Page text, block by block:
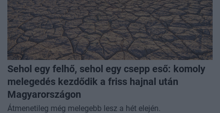
Sehol egy felhő, sehol egy csepp eső: komoly
melegedés kezdődik a friss hajnal után
Magyarországon
Átmenetileg még melegebb lesz a hét elején.